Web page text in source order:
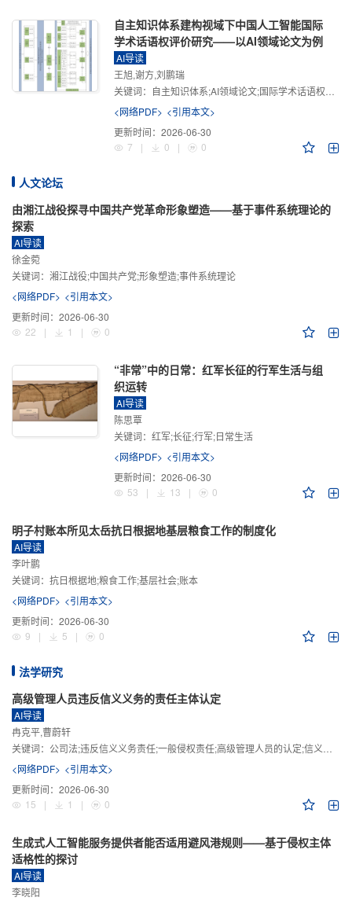
自主知识体系建构视域下中国人工智能国际
学术话语权评价研究——以AI领域论文为例
AI导读
王旭,谢方,刘鹏瑞
关键词： 自主知识体系;AI领域论文;国际学术话语权评价;学术影响力;学术感知力;学术传播力;学术引领力
<网络PDF> <引用本文>
更新时间： 2026-06-30
7
| 0 | 0
人文论坛
由湘江战役探寻中国共产党革命形象塑造——基于事件系统理论的
探索
AI导读
徐金菀
关键词： 湘江战役;中国共产党;形象塑造;事件系统理论
<网络PDF> <引用本文>
更新时间： 2026-06-30
22
| 1 | 0
“非常”中的日常：红军长征的行军生活与组
织运转
AI导读
陈思覃
关键词： 红军;长征;行军;日常生活
<网络PDF> <引用本文>
更新时间： 2026-06-30
53
| 13 | 0
明子村账本所见太岳抗日根据地基层粮食工作的制度化
AI导读
李叶鹏
关键词： 抗日根据地;粮食工作;基层社会;账本
<网络PDF> <引用本文>
更新时间： 2026-06-30
9
| 5 | 0
法学研究
高级管理人员违反信义义务的责任主体认定
AI导读
冉克平,曹蔚轩
关键词： 公司法;违反信义义务责任;一般侵权责任;高级管理人员的认定;信义义务
<网络PDF> <引用本文>
更新时间： 2026-06-30
15
| 1 | 0
生成式人工智能服务提供者能否适用避风港规则——基于侵权主体
适格性的探讨
AI导读
李晓阳